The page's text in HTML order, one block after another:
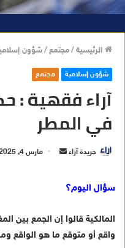
الرئيسية/مجتمع/شؤون
شؤون إسلامية مجتمع
آراء فقهية :
في المطر
جريدة آراء
ر
ي
مارس 4, 2025
سؤال اليوم؟
المالكية قالوا إن الجمع بين
واقع أو متوقع ما هو الواقع